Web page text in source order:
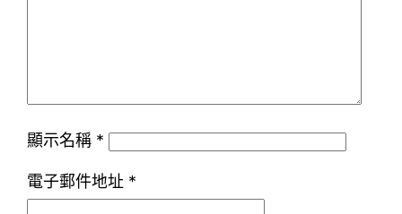
顯示名稱 *
電子郵件地址 *